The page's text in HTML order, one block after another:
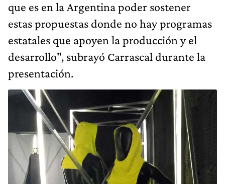
que es en la Argentina poder sostener
estas propuestas donde no hay programas
estatales que apoyen la producción y el
desarrollo", subrayó Carrascal durante la
presentación.